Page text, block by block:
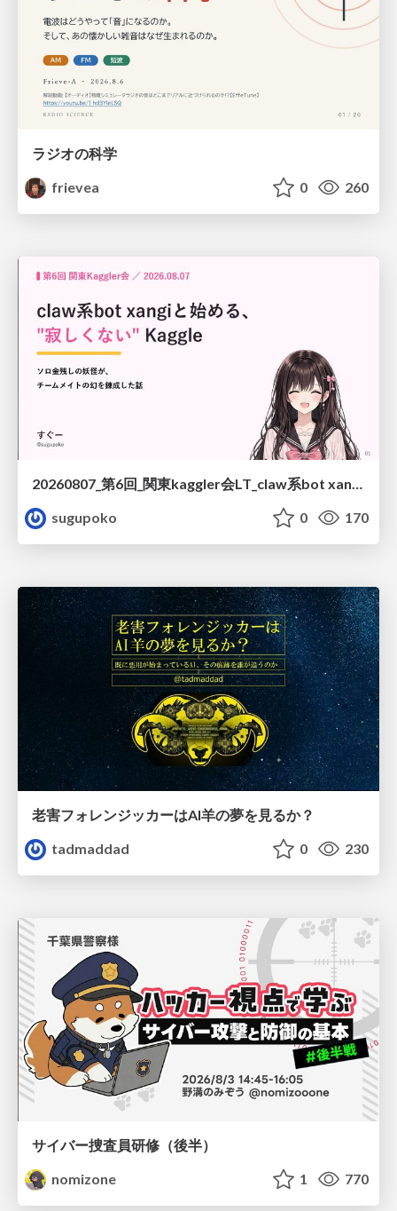
ラジオの科学
frievea
0 260
20260807_第6回_関東kaggler会LT_claw系bot xangiと始める、"寂しくない" kaggle
sugupoko
0 170
老害フォレンジッカーはAI羊の夢を見るか？
tadmaddad
0 230
サイバー捜査員研修（後半）
nomizone
1 770